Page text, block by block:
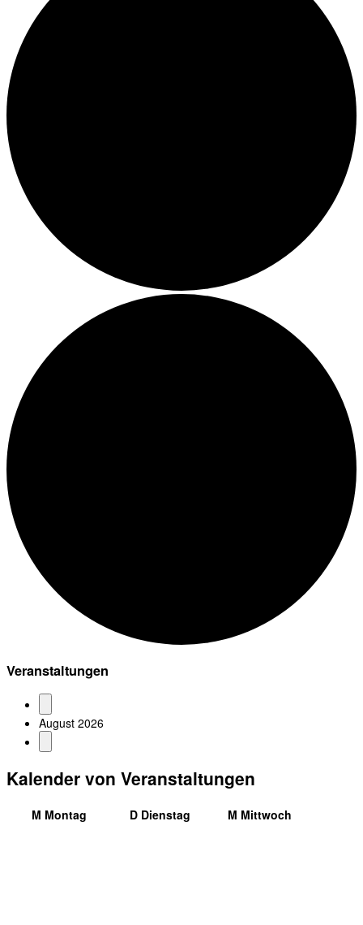
Veranstaltungen
August 2026
Kalender von Veranstaltungen
M Montag D Dienstag M Mittwoch